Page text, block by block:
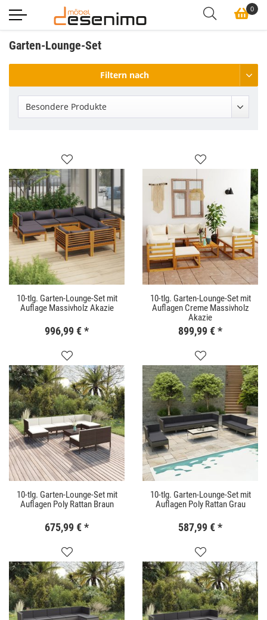
0
Garten-Lounge-Set
Filtern nach
Besondere Produkte
10-tlg. Garten-Lounge-Set mit
Auflage Massivholz Akazie
996,99 €*
10-tlg. Garten-Lounge-Set mit
Auflagen Creme Massivholz
Akazie
899,99 €*
10-tlg. Garten-Lounge-Set mit
Auflagen Poly Rattan Braun
675,99 €*
10-tlg. Garten-Lounge-Set mit
Auflagen Poly Rattan Grau
587,99 €*